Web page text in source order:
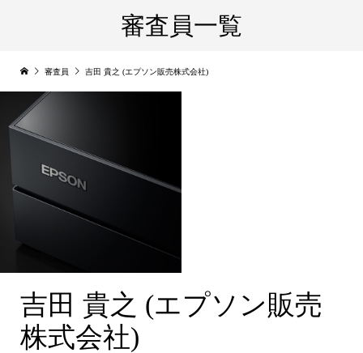
審査員一覧
審査員 吉田 貴之 (エプソン販売株式会社)
吉田 貴之 (エプソン販売
株式会社)